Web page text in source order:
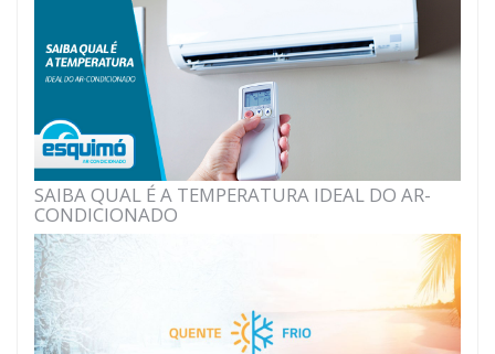
SAIBA QUAL É A TEMPERATURA IDEAL DO AR-
CONDICIONADO